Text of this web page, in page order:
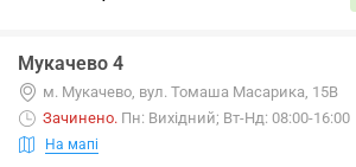
Мукачево 4
м. Мукачево, вул. Томаша Масарика, 15В
Зачинено. Пн: Вихідний; Вт-Нд: 08:00-16:00
На мапі